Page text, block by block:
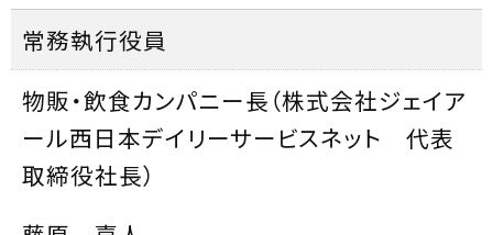
常務執行役員
物販・飲食カンパニー長（株式会社ジェイア
ール西日本デイリーサービスネット 代表
取締役社長）